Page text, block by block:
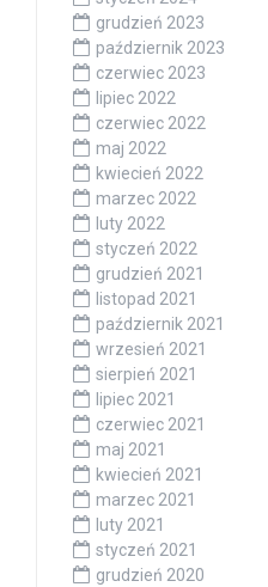
grudzień 2023
październik 2023
czerwiec 2023
lipiec 2022
czerwiec 2022
maj 2022
kwiecień 2022
marzec 2022
luty 2022
styczeń 2022
grudzień 2021
listopad 2021
październik 2021
wrzesień 2021
sierpień 2021
lipiec 2021
czerwiec 2021
maj 2021
kwiecień 2021
marzec 2021
luty 2021
styczeń 2021
grudzień 2020